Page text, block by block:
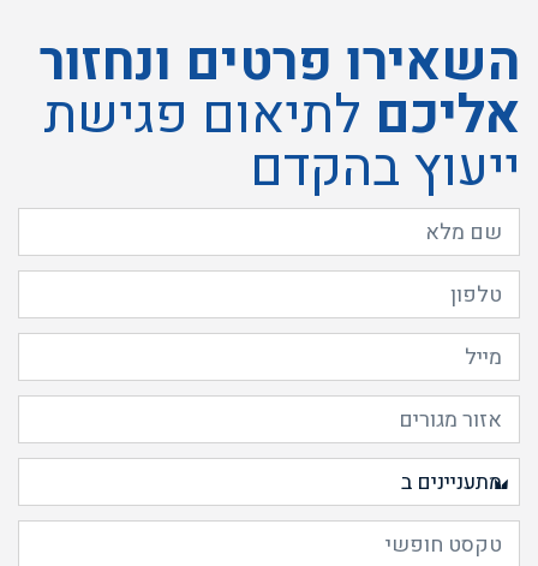
השאירו פרטים ונחזור
אליכם לתיאום פגישת
ייעוץ בהקדם